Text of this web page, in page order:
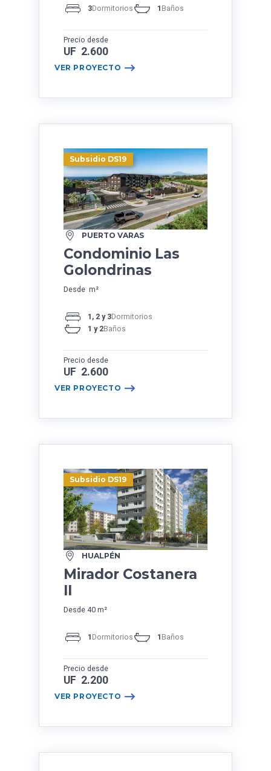
3Dormitorios 1 Baños
Precio desde
UF 2.600
VER PROYECTO
Subsidio DS19
PUERTO VARAS
Condominio Las
Golondrinas
Desde m²
1, 2 y 3Dormitorios
1 y 2Baños
Precio desde
UF 2.600
VER PROYECTO
Subsidio DS19
HUALPÉN
Mirador Costanera
II
Desde 40 m²
1 Dormitorios 1 Baños
Precio desde
UF 2.200
VER PROYECTO